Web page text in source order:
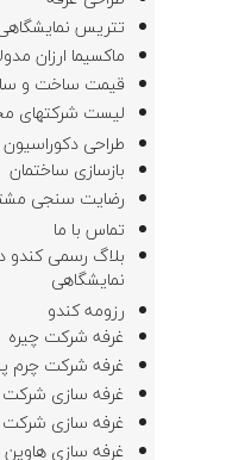
تتریس
ماکسیما ارزان
قیمت ساخت و
لیست شرکتهای
طراحی
بازسازی ساختمان
رضایت سنجی
تماس با ما
بلاگ رسمی
نمایشگاهی
رزومه کندو
غرفه شرکت چیره
غرفه شرکت چرم
غرفه سازی
غرفه سازی شرکت
غرفه سازی هاوین